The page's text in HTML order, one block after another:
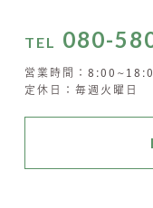
TEL 080-
営業時間：
定休日：毎週火曜日